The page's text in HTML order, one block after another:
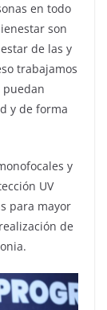
en todo
son
de las y
trabajamos
puedan
y de forma
y
UV
para mayor
de